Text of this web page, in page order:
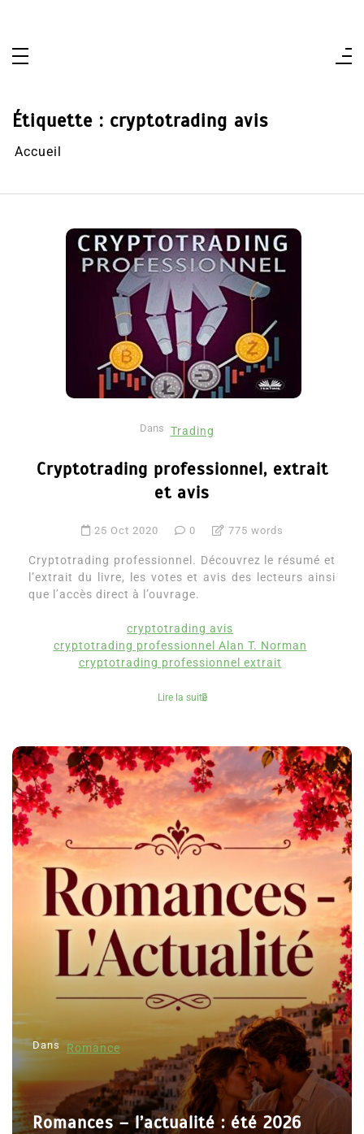
Étiquette : cryptotrading avis
Accueil
Dans Trading
Cryptotrading professionnel, extrait
et avis
25 Oct 2020 0 775 words
Cryptotrading professionnel. Découvrez le résumé et
l’extrait du livre, les votes et avis des lecteurs ainsi
que l’accès direct à l’ouvrage.
cryptotrading avis
cryptotrading professionnel Alan T. Norman
cryptotrading professionnel extrait
Lire la suite
Dans Romance
Romances – l’actualité : été 2026